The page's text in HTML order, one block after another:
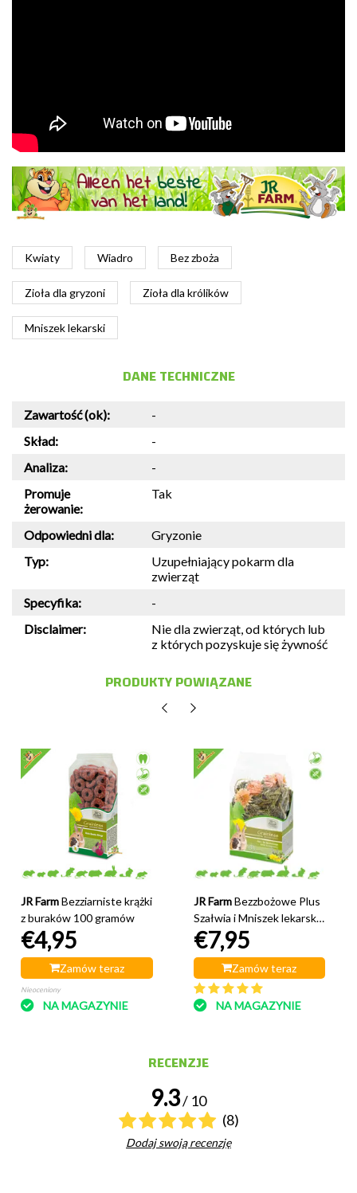
Kwiaty Wiadro Bez zboża
Zioła dla gryzoni Zioła dla królików
Mniszek lekarski
DANE TECHNICZNE
Zawartość (ok):
-
Skład:
-
Analiza:
-
Promuje
żerowanie:
Tak
Odpowiedni dla:
Gryzonie
Typ:
Uzupełniający pokarm dla
zwierząt
Specyfika:
-
Disclaimer:
Nie dla zwierząt, od których lub
z których pozyskuje się żywność
PRODUKTY POWIĄZANE
JR FarmBezziarniste krążki
z buraków 100 gramów
€4,95
Zamów teraz
Nieoceniony
NA MAGAZYNIE
JR Farm Bezzbożowe Plus
Szałwia i Mniszek lekarski
100 gramów
€7,95
Zamów teraz
NA MAGAZYNIE
RECENZJE
9.3/ 10
(8)
Dodaj swoją recenzję